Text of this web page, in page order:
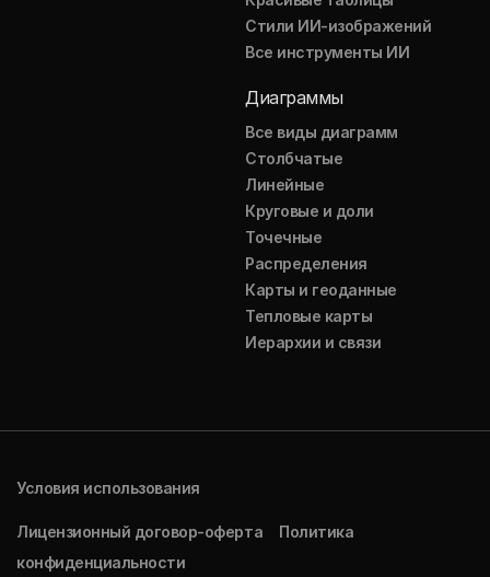
Стили ИИ-изображений
Все инструменты ИИ
Диаграммы
Все виды диаграмм
Столбчатые
Линейные
Круговые и доли
Точечные
Распределения
Карты и геоданные
Тепловые карты
Иерархии и связи
Условия использования
Лицензионный договор-оферта
Политика
конфиденциальности